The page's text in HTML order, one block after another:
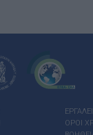
ΟΡΟΙ